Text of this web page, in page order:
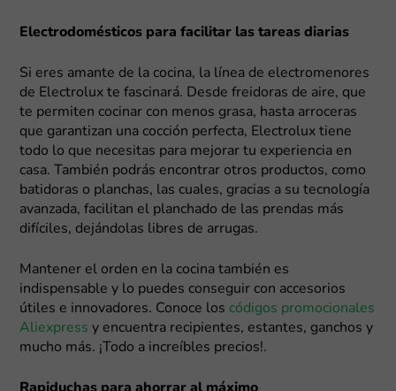
Electrodomésticos para facilitar las tareas diarias
Si eres amante de la cocina, la línea de electromenores
de Electrolux te fascinará. Desde freidoras de aire, que
te permiten cocinar con menos grasa, hasta arroceras
que garantizan una cocción perfecta, Electrolux tiene
todo lo que necesitas para mejorar tu experiencia en
casa. También podrás encontrar otros productos, como
batidoras o planchas, las cuales, gracias a su tecnología
avanzada, facilitan el planchado de las prendas más
difíciles, dejándolas libres de arrugas.
Mantener el orden en la cocina también es
indispensable y lo puedes conseguir con accesorios
útiles e innovadores. Conoce los códigos promocionales
Aliexpress y encuentra recipientes, estantes, ganchos y
mucho más. ¡Todo a increíbles precios!.